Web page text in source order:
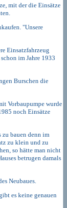
mit der die Einsätze
"Unsere
Einsatzfahrzeug
im Jahre 1933
Burschen die
Vorbaupumpe wurde
noch Einsätze
zu bauen denn im
zu klein und zu
so hätte man nicht
betrugen damals
Neubaues.
es keine genauen